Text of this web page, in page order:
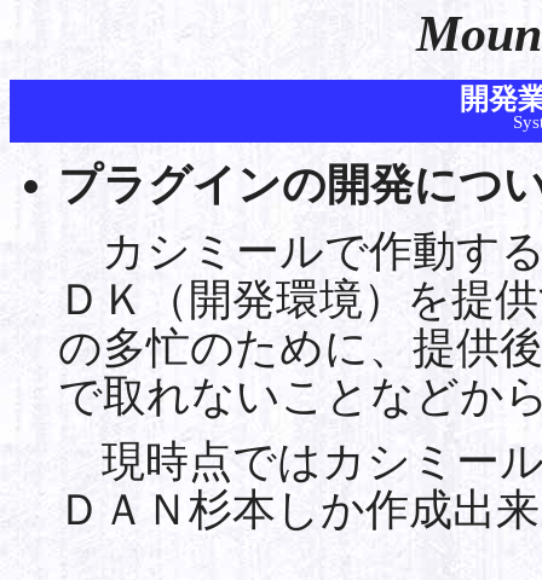
開発
プラグインの開発につ
カシミールで作動す
ＤＫ（開発環境）を提
の多忙のために、提供
で取れないことなどか
現時点ではカシミー
ＤＡＮ杉本しか作成出